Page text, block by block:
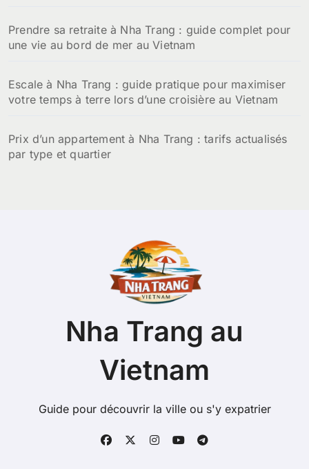
Prendre sa retraite à Nha Trang : guide complet pour
une vie au bord de mer au Vietnam
Escale à Nha Trang : guide pratique pour maximiser
votre temps à terre lors d’une croisière au Vietnam
Prix d’un appartement à Nha Trang : tarifs actualisés
par type et quartier
Nha Trang au
Vietnam
Guide pour découvrir la ville ou s'y expatrier